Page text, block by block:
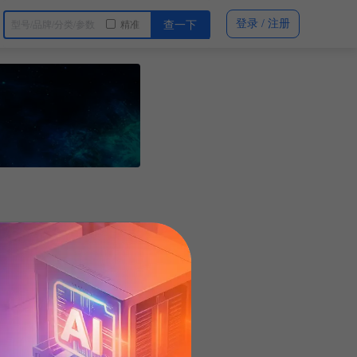
精准 查一下 登录 / 注册